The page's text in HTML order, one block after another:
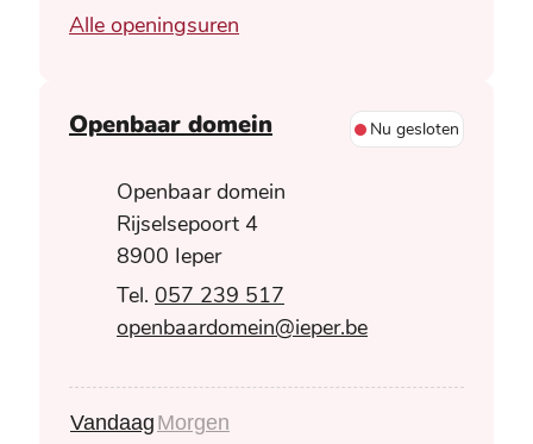
Alle openingsuren
Openbaar domein Nu gesloten
AdresOpenbaar domein
Rijselsepoort 4
,8900 Ieper
057 239 517
E-mailopenbaardomein@ieper.be
Vandaag Morgen